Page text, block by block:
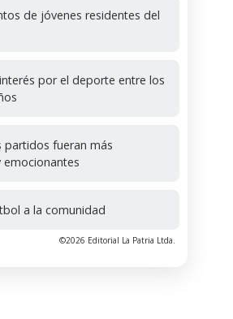
de jóvenes residentes del
por el deporte entre los
partidos fueran más
emocionantes
a la comunidad
©2026 Editorial La Patria Ltda.